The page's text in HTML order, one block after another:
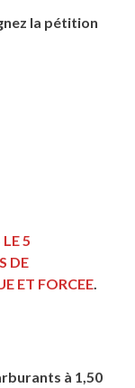
la pétition
5
DE
ET FORCEE
à 1,50